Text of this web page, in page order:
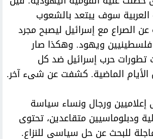
العربية سوف يبتعد بالشعوب
عن الصراع مع إسرائيل ليصبح مجرد
ويهود. وهكذا صار
حرب إسرائيل ضد كل
الأيام الماضية. كشفت عن شىء آخر.
إعلاميين ورجال ونساء سياسة
ودبلوماسيين متقاعدين، تحتوى
للبحث عن حل سياسى للنزاع.